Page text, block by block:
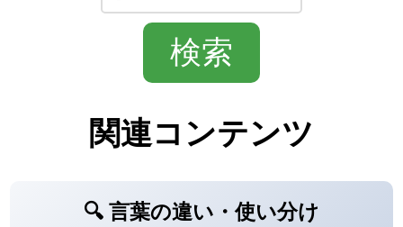
関連コンテンツ
🔍 言葉の違い・使い分け